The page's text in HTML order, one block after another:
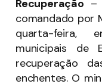
Recuperação –
comandado por
quarta-feira,
municipais de
recuperação
enchentes. O